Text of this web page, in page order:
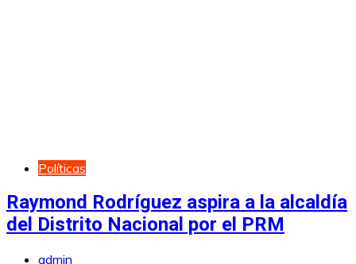
Políticas
Raymond Rodríguez aspira a la alcaldía
del Distrito Nacional por el PRM
admin